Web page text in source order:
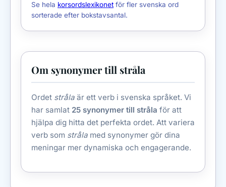
Se hela korsordslexikonet för fler svenska ord
sorterade efter bokstavsantal.
Om synonymer till stråla
Ordet stråla är ett verb i svenska språket. Vi
har samlat 25 synonymer till stråla för att
hjälpa dig hitta det perfekta ordet. Att variera
verb som stråla med synonymer gör dina
meningar mer dynamiska och engagerande.